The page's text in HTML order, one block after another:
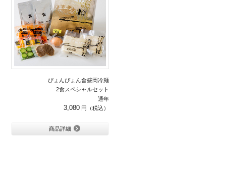
ぴょんぴょん舎盛岡冷麺
2食スペシャルセット
通年
3,080
商品詳細